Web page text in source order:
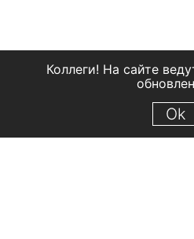
Коллеги! На сайте
Ok